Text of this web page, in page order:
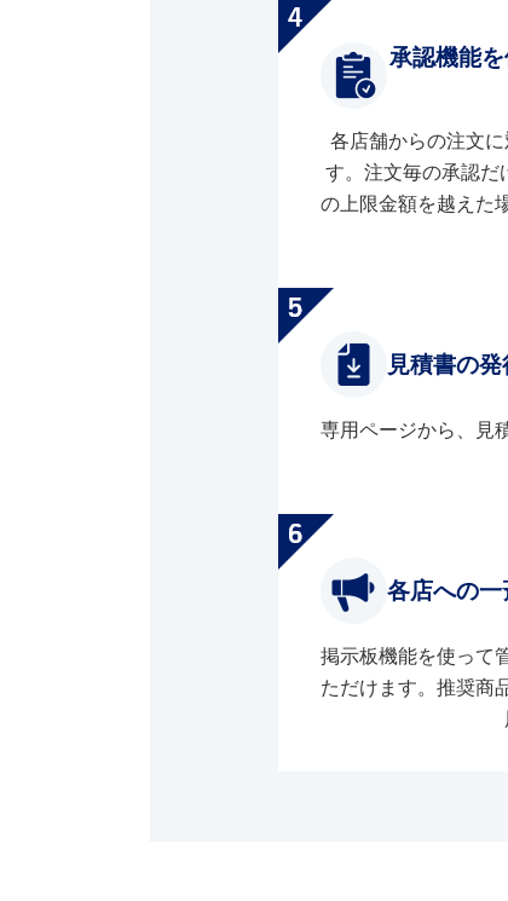
承認機能
各店舗からの注文
す。注文毎の承認だ
の上限金額を越えた
見積書の発
専用ページから、見
各店への
掲示板機能を使って
ただけます。推奨商